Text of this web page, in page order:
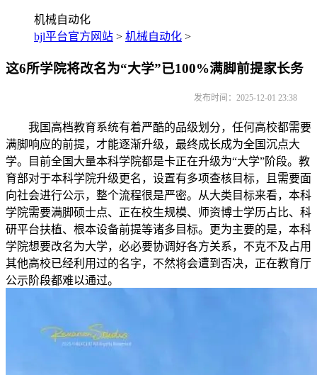
机械自动化
bjl平台官方网站 > 机械自动化 >
这6所学院将改名为“大学”已100%满脚前提家长务
发布时间：2025-12-01 23:38
我国高档教育系统有着严酷的品级划分，任何高校都需要
满脚响应的前提，才能逐渐升级，最终成长成为全国沉点大
学。目前全国大量本科学院都是卡正在升级为“大学”阶段。教
育部对于本科学院升级更名，设置有多项查核目标，且需要面
向社会进行公示，整个流程很是严密。从大类目标来看，本科
学院需要满脚硕士点、正在校生规模、师资博士学历占比、科
研平台扶植、根本设备前提等诸多目标。更为主要的是，本科
学院想要改名为大学，必必要协调好各方关系，不克不及占用
其他高校已经利用过的名字，不然将会遭到否决，正在教育厅
公示阶段都难以通过。